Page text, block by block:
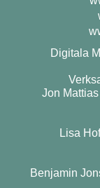
Digitala
Jon
Lisa
Benjamin